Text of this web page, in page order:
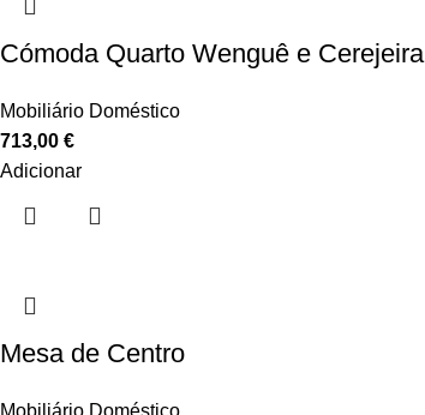
Cómoda Quarto Wenguê e Cerejeira
Mobiliário Doméstico
713,00 €
Adicionar
Mesa de Centro
Mobiliário Doméstico